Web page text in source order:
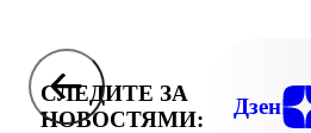
СЛЕДИТЕ ЗА
НОВОСТЯМИ:
Дзен